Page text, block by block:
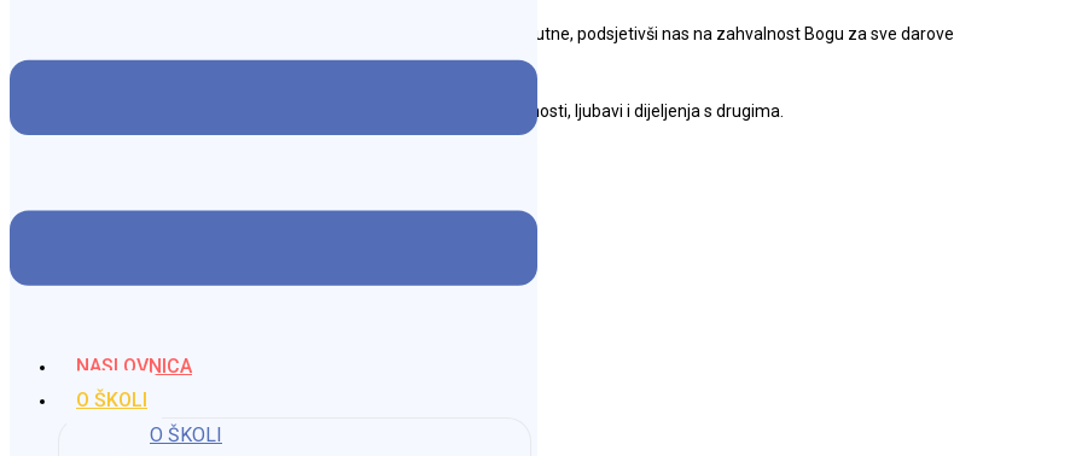
NASLOVNICA
O ŠKOLI
O ŠKOLI
Svečanost je uveličao i župnik, fra Ivo, koji je blagoslovio kruh i sve prisutne, podsjetivši nas na zahvalnost Bogu za sve darove
koje primamo.
U zajedništvu, molitvi i pjesmi, još jednom smo osjetili važnost zahvalnosti, ljubavi i dijeljenja s drugima.
Možda nešto kao